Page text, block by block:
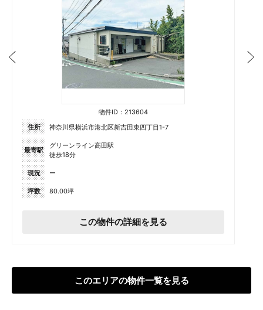
物件ID：213604
住所
神奈川県横浜市港北区新吉田東四丁目1-7
最寄駅
グリーンライン高田駅
徒歩18分
現況 ー
坪数 80.00坪
この物件の詳細を見る
このエリアの物件一覧を見る